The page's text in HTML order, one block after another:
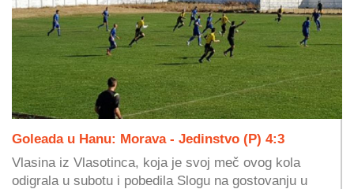
Goleada u Hanu: Morava - Jedinstvo (P) 4:3
Vlasina iz Vlasotinca, koja je svoj meč ovog kola
odigrala u subotu i pobedila Slogu na gostovanju u